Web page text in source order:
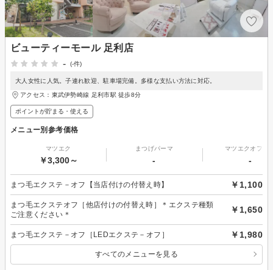
ビューティーモール 足利店
-
(-件)
大人女性に人気。子連れ歓迎、駐車場完備。多様な支払い方法に対応。
アクセス：東武伊勢崎線 足利市駅 徒歩8分
ポイントが貯まる・使える
メニュー別参考価格
マツエク
￥3,300～
まつげパーマ
-
マツエクオフの
-
まつ毛エクステ－オフ【当店付けの付替え時】 ￥1,100
まつ毛エクステオフ［他店付けの付替え時］＊エクステ種類
ご注意ください＊
￥1,650
まつ毛エクステ－オフ［LEDエクステ－オフ］ ￥1,980
すべてのメニューを見る